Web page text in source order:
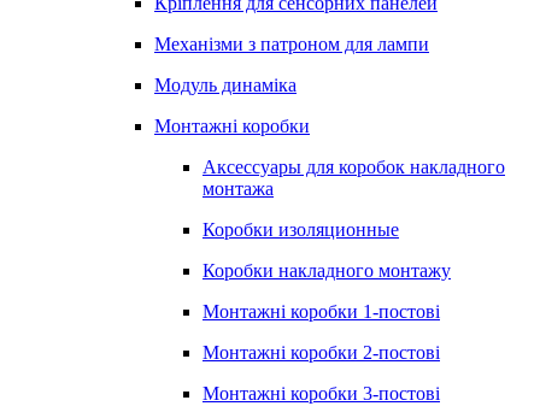
Механізми з патроном для лампи
Модуль динаміка
Монтажні коробки
Аксессуары для коробок накладного
монтажа
Коробки изоляционные
Коробки накладного монтажу
Монтажні коробки 1-постові
Монтажні коробки 2-постові
Монтажні коробки 3-постові